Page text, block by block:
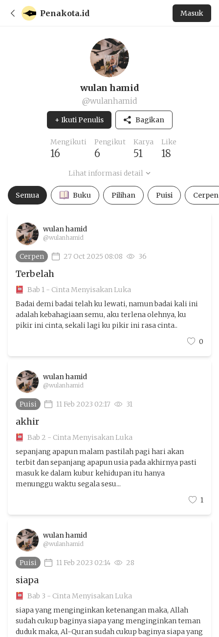
Penakota.id Masuk
wulan hamid
@wulanhamid
+ Ikuti Penulis Bagikan
Mengikuti
16
Pengikut
6
Karya
51
Like
18
Lihat informasi detail
Semua Buku Pilihan Puisi Cerpen
wulan hamid
@wulanhamid
Cerpen 27 Oct 2025 08:08 36
Terbelah
Bab 1 - Cinta Menyisakan Luka
Badai demi badai telah ku lewati, namun badai kali ini
adalah kebahagiaan semu, aku terlena olehnya, ku
pikir ini cinta, sekali lagi ku pikir ini rasa cinta..
0
wulan hamid
@wulanhamid
Puisi 11 Feb 2023 02:17 31
akhir
Bab 2 - Cinta Menyisakan Luka
sepanjang apapun malam pastilah pagi hari akan
terbit dan sepanjang apapun usia pada akhirnya pasti
masuk ke dalam kubur kehidupan itu hanya
menunggu waktu segala sesu...
1
wulan hamid
@wulanhamid
Puisi 11 Feb 2023 02:14 28
siapa
Bab 3 - Cinta Menyisakan Luka
siapa yang menginginkan ketenangan maka, Allah
sudah cukup baginya siapa yang menginginkan teman
duduk maka, Al-Quran sudah cukup baginya siapa yang